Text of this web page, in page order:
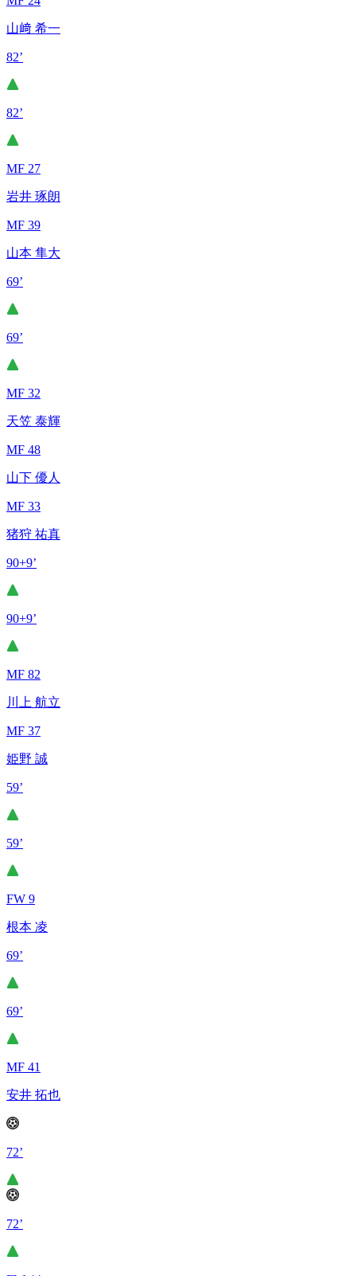
山﨑 希一
82’
82’
MF 27
岩井 琢朗
MF 39
山本 隼大
69’
69’
MF 32
天笠 泰輝
MF 48
山下 優人
MF 33
猪狩 祐真
90+9’
90+9’
MF 82
川上 航立
MF 37
姫野 誠
59’
59’
FW 9
根本 凌
69’
69’
MF 41
安井 拓也
72’
72’